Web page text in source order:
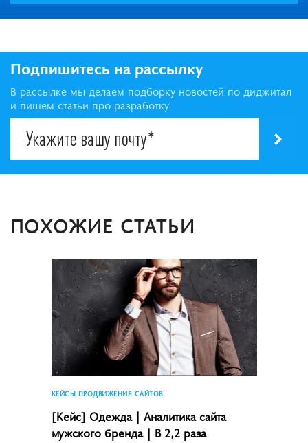
Подпишитесь на рассылку
В рассылке мы делаем подборку новостей по диджитал
и пишем статьи про разработку
ПОХОЖИЕ СТАТЬИ
КЕЙСЫ ПРОДВИЖЕНИЯ САЙТОВ
[Кейс] Одежда | Аналитика сайта
мужского бренда | В 2,2 раза